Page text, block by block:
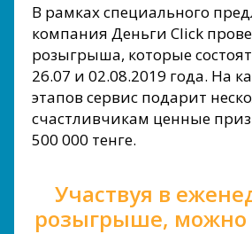
В рамках специального
компания Деньги Сlick
розыгрыша, которые
26.07 и 02.08.2019 года. На
этапов сервис подарит
счастливчикам ценные
500 000 тенге.
Участвуя в
розыгрыше, можно